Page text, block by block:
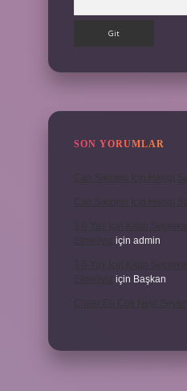
SON YORUMLAR
için admin
için Başkan
Cinler En Çok Neyi Sever